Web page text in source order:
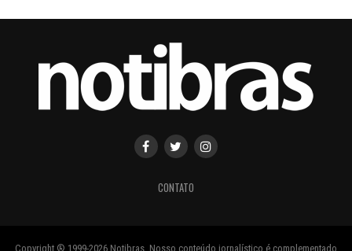
CONTATO
Copyright ® 1999-2026 Notibras. Nosso conteúdo jornalístico é complementado